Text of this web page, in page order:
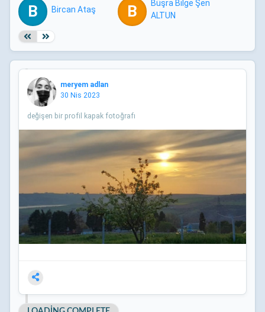
engellenmiştir)
B Bircan Ataş B
Büşra Bilge Şen
ALTUN
meryem adlan
30 Nis 2023
değişen bir profil kapak fotoğrafı